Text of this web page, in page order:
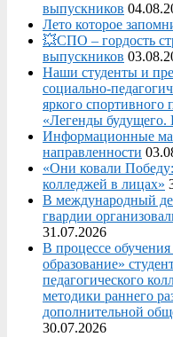
выпускников
Лето которое
💥СПО – гордость
выпускников
Наши студенты и
яркого
«Легенды
Информационные
направленности
«Они ковали
колледжей в лицах»
В международный
гвардии
31.07.2026
В процессе
образование»
педагогического
методики раннего
дополнительной
30.07.2026